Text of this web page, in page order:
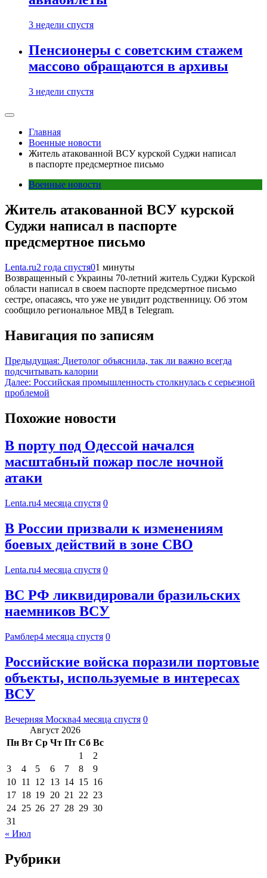
3 недели спустя
Пенсионеры с советским стажем
массово обращаются в архивы
3 недели спустя
Главная
Военные новости
Житель атакованной ВСУ курской Суджи написал
в паспорте предсмертное письмо
Военные новости
Житель атакованной ВСУ курской
Суджи написал в паспорте
предсмертное письмо
Lenta.ru2 года спустя01 минуты
Возвращенный с Украины 70-летний житель Суджи Курской
области написал в своем паспорте предсмертное письмо
сестре, опасаясь, что уже не увидит родственницу. Об этом
сообщило региональное МВД в Telegram.
Навигация по записям
Предыдущая: Диетолог объяснила, так ли важно всегда
подсчитывать калории
Далее: Российская промышленность столкнулась с серьезной
проблемой
Похожие новости
В порту под Одессой начался
масштабный пожар после ночной
атаки
Lenta.ru4 месяца спустя 0
В России призвали к изменениям
боевых действий в зоне СВО
Lenta.ru4 месяца спустя 0
ВС РФ ликвидировали бразильских
наемников ВСУ
Рамблер4 месяца спустя 0
Российские войска поразили портовые
объекты, используемые в интересах
ВСУ
Вечерняя Москва4 месяца спустя 0
Август 2026
Пн Вт Ср Чт Пт Сб Вс
1
2
3
4 5 6 7 8
9
10 11 12 13 14 15 16
17 18 19 20 21 22 23
24 25 26 27 28 29 30
31
« Июл
Рубрики